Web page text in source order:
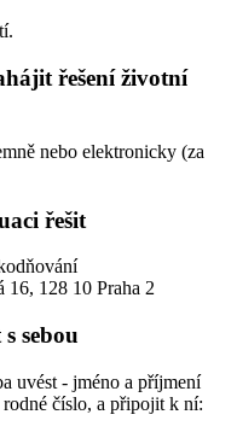
řešení životní
nebo elektronicky (za
řešit
16, 128 10 Praha 2
sebou
uvést - jméno a příjmení
číslo, a připojit k ní: